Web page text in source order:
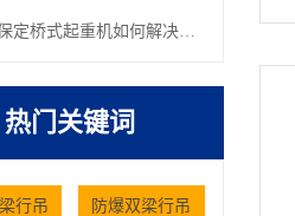
式起重机如何解决仓储大件货物的搬运难题
热门关键词
行吊 防爆双梁行吊